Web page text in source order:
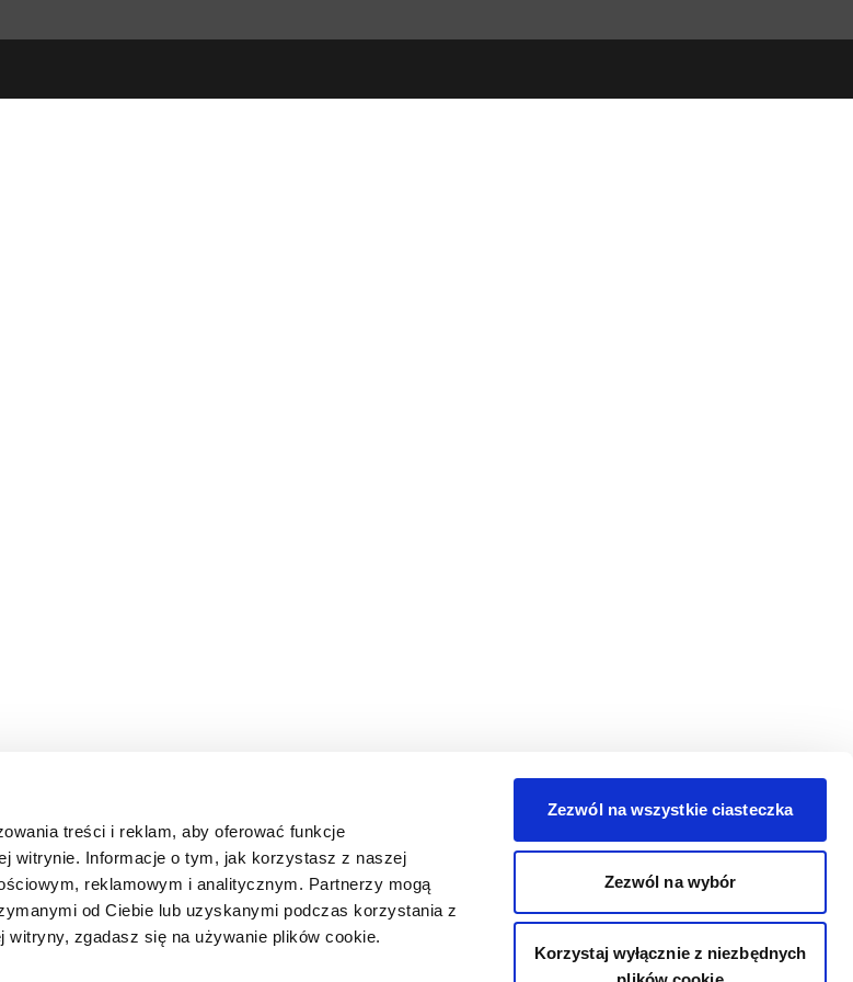
treści i reklam, aby oferować funkcje
witrynie. Informacje o tym, jak korzystasz z naszej
reklamowym i analitycznym. Partnerzy mogą
od Ciebie lub uzyskanymi podczas korzystania z
witryny, zgadasz się na używanie plików cookie.
Zezwól na wszystkie ciasteczka
Zezwól na wybór
Korzystaj wyłącznie z niezbędnych